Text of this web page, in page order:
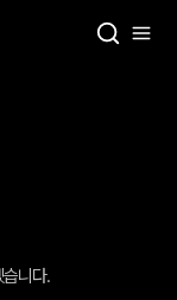
습니다.